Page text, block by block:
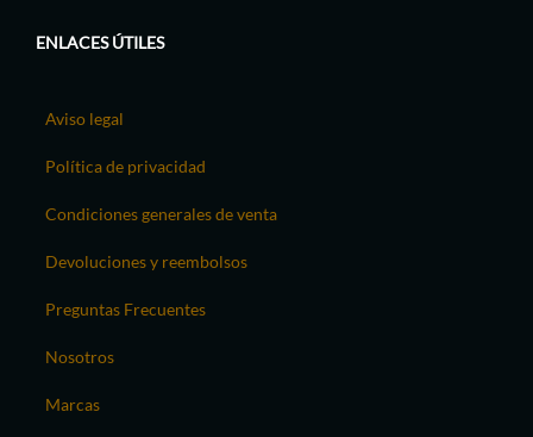
ENLACES ÚTILES
Aviso legal
Política de privacidad
Condiciones generales de venta
Devoluciones y reembolsos
Preguntas Frecuentes
Nosotros
Marcas